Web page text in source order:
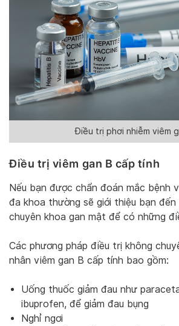
Điều trị phơi nhiễm viêm
Điều trị viêm gan B cấp tính
Nếu bạn được chẩn đoán mắc bệnh
đa khoa thường sẽ giới thiệu bạn
chuyên khoa gan mật để có những
Các phương pháp điều trị không
nhân viêm gan B cấp tính bao gồm:
Uống thuốc giảm đau như
ibuprofen, để giảm đau bụng
Nghỉ ngơi